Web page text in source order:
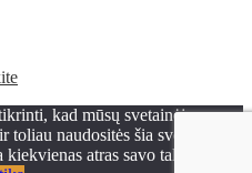
kad mūsų svetainėje
naudositės šia svetaine,
atras savo talentą